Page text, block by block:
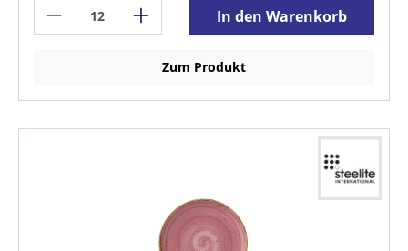
In den Warenkorb
Zum Produkt